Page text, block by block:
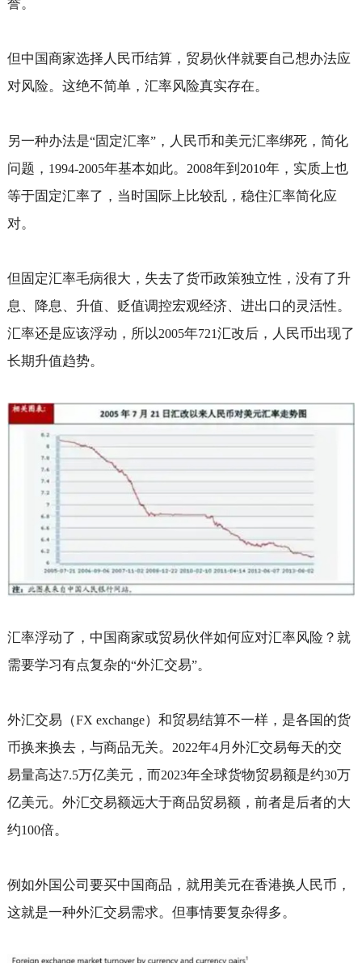
誉。
但中国商家选择人民币结算，贸易伙伴就要自己想办法应
对风险。这绝不简单，汇率风险真实存在。
另一种办法是“固定汇率”，人民币和美元汇率绑死，简化
问题， 1994-2005年基本如此。 2008年到 2010年，实质上也
等于固定汇率了，当时国际上比较乱，稳住汇率简化应
对。
但固定汇率毛病很大，失去了货币政策独立性，没有了升
息、降息、升值、贬值调控宏观经济、进出口的灵活性。
汇率还是应该浮动，所以2005年721汇改后，人民币出现了
长期升值趋势。
汇率浮动了，中国商家或贸易伙伴如何应对汇率风险？就
需要学习有点复杂的“外汇交易”。
外汇交易（FX exchange）和贸易结算不一样，是各国的货
币换来换去，与商品无关。
2022年4月外汇交易每天的交
易量高达7.5万亿美元，而2023年全球货物贸易额是约30万
亿美元。外汇交易额远大于商品贸易额，前者是后者的大
约100倍。
例如外国公司要买中国商品，就用美元在香港换人民币，
这就是一种外汇交易需求。但事情要复杂得多。